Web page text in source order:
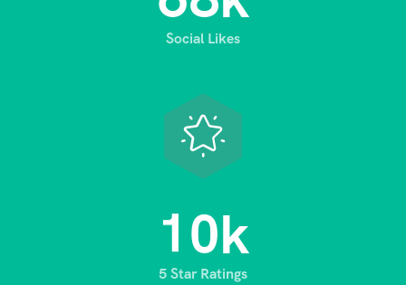
Social Likes
10k
5 Star Ratings